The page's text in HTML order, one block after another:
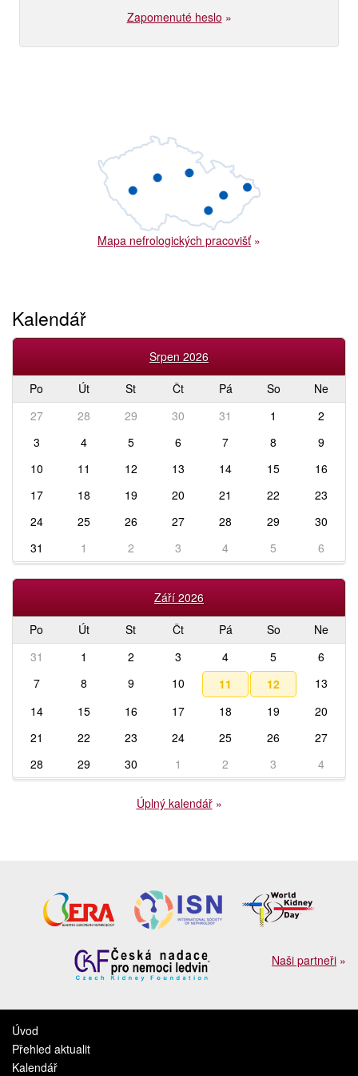
Zapomenuté heslo »
Mapa nefrologických pracovišť»
Kalendář
Srpen 2026
Po
Út St Čt Pá So
Ne
27
28 29 30 31 1
2
3
4 5 6 7 8
9
10
11 12 13 14 15
16
17
18 19 20 21 22
23
24
25 26 27 28 29
30
31
1 2 3 4 5 6
Září 2026
Po
Út St Čt Pá So
Ne
31
1 2 3 4 5
6
7
8 9 10 11 12
13
14
15 16 17 18 19
20
21
22 23 24 25 26
27
28
29 30 1 2 3 4
Úplný kalendář»
Naši partneři »
Úvod
Přehled aktualit
Kalendář